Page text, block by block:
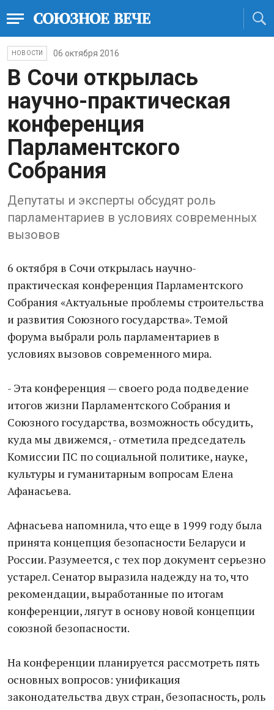
НОВОСТИ 06 октября 2016
В Сочи открылась
научно-практическая
конференция
Парламентского
Собрания
Депутаты и эксперты обсудят роль
парламентариев в условиях современных
вызовов
6 октября в Сочи открылась научно-
практическая конференция Парламентского
Собрания «Актуальные проблемы строительства
и развития Союзного государства». Темой
форума выбрали роль парламентариев в
условиях вызовов современного мира.
- Эта конференция — своего рода подведение
итогов жизни Парламентского Собрания и
Союзного государства, возможность обсудить,
куда мы движемся, - отметила председатель
Комиссии ПС по социальной политике, науке,
культуры и гуманитарным вопросам Елена
Афанасьева.
Афнасьева напомнила, что еще в 1999 году была
принята концепция безопасности Беларуси и
России. Разумеется, с тех пор документ серьезно
устарел. Сенатор выразила надежду на то, что
рекомендации, выработанные по итогам
конференции, лягут в основу новой концепции
союзной безопасности.
На конференции планируется рассмотреть пять
основных вопросов: унификация
законодательства двух стран, безопасность, роль